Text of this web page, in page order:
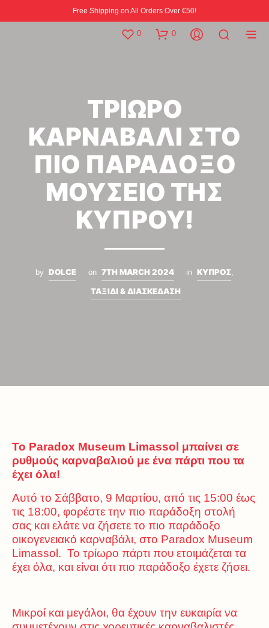
Free Shipping on All Orders Over €50!
0 0
ΤΡΙΩΡΟ
ΚΑΡΝΑΒΑΛΙ ΣΤΟ
ΠΙΟ ΠΑΡΑΔΟΞΟ
ΜΟΥΣΕΙΟ ΤΗΣ
ΚΥΠΡΟΥ!
by DOLCE on 7TH MARCH 2024 in ΚΥΠΡΟΣ,
ΤΑΞΙΔΙ & ΔΙΑΣΚΕΔΑΣΗ
Το Paradox Museum Limassol μπαίνει σε
ρυθμούς καρναβαλιού με ένα πάρτι που τα
έχει όλα!
Αυτό το Σάββατο, 9 Μαρτίου, από τις 15:00 έως
τις 18:00, φορέστε την πιο παράδοξη στολή
σας και ελάτε να ζήσετε το πιο παράδοξο
οικογενειακό καρναβάλι, στο Paradox Museum
Limassol. To τρίωρο πάρτι που ετοιμάζεται τα
έχει όλα, και είναι ότι πιο παράδοξο έχετε ζήσει.
Μικροί και μεγάλοι, θα έχουν την ευκαιρία να